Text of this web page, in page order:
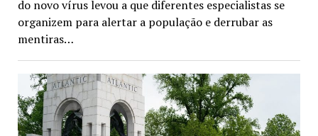
do novo vírus levou a que diferentes especialistas se
organizem para alertar a população e derrubar as
mentiras…